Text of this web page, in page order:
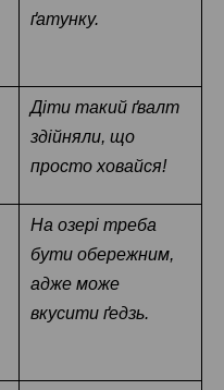
ґатунку.
Діти такий ґвалт
здійняли, що
просто ховайся!
На озері треба
бути обережним,
адже може
вкусити ґедзь.